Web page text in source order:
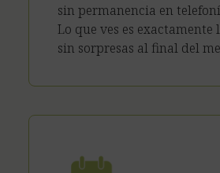
sin permanencia en
Lo que ves es exactamente
sin sorpresas al final del